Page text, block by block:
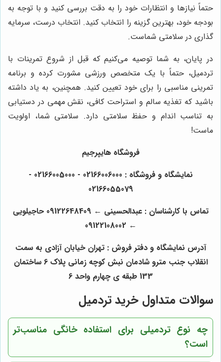
حتماً نیازها و انتظارات خود را به دقت بررسی کنید و با توجه به
بودجه خود، بهترین گزینه را انتخاب کنید. انتخاب درست، سرمایه
گذاری در سلامتی شماست.
در پایان، به شما توصیه می‌کنیم که قبل از شروع تمرینات با
تردمیل، حتماً با یک متخصص ورزشی مشورت کرده و برنامه
تمرینی مناسبی را برای خود تعیین کنید. همچنین، به یاد داشته
باشید که تغذیه سالم و استراحت کافی، نقش مهمی در دستیابی
به تناسب اندام و حفظ سلامتی دارد. سلامتی شما، اولویت
ماست!
فروشگاه هایپرجیم
نمایشگاه و فروشگاه : 02166006000 - 02166005000 -
02166055079
تماس با کارشناسان : عبدالحسینی ← 09122648409 حاجیلویی
← 09122108002
آدرس نمایشگاه و دفتر فروش : تهران خیابان آزادی به سمت
انقلاب جنب مترو شادمان نبش کوچه زمانی پلاک 6 ساختمان
133 طبقه ی چهارم واحد 6
سوالات متداول خرید تردمیل
چه نوع تردمیلی برای استفاده خانگی مناسب‌تر
است؟